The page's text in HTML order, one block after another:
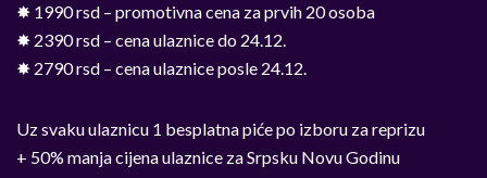
✸ 1990 rsd – promotivna cena za prvih 20 osoba
✸ 2390 rsd – cena ulaznice do 24.12.
✸ 2790 rsd – cena ulaznice posle 24.12.
Uz svaku ulaznicu 1 besplatna piće po izboru za reprizu
+ 50% manja cijena ulaznice za Srpsku Novu Godinu